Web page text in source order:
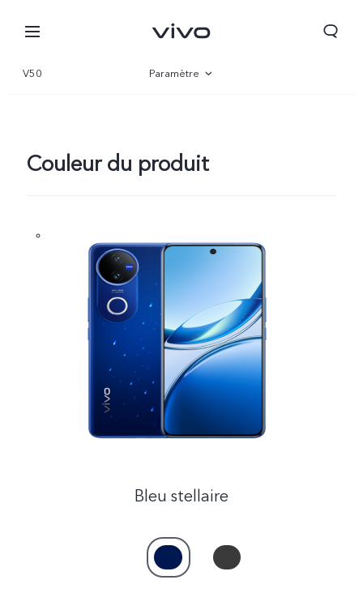
Algeria | Veuillez sélectionner le pays/la région
V50 Paramètre
Couleur du produit
Bleu stellaire